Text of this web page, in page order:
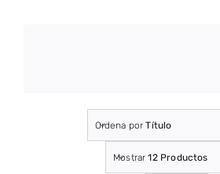
Ordena porTítulo
Mostrar12 Productos